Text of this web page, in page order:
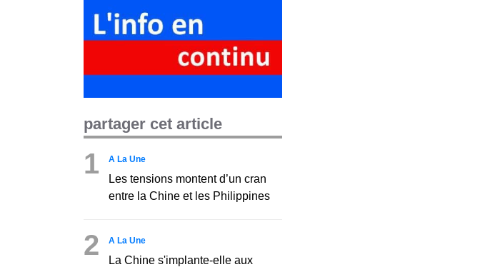
partager cet article
1 A La Une
Les tensions montent d’un cran
entre la Chine et les Philippines
2 A La Une
La Chine s'implante-elle aux